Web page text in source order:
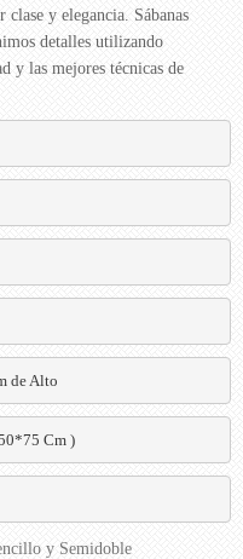
y elegancia. Sábanas
detalles utilizando
y las mejores técnicas de
de Alto
Cm )
y Semidoble